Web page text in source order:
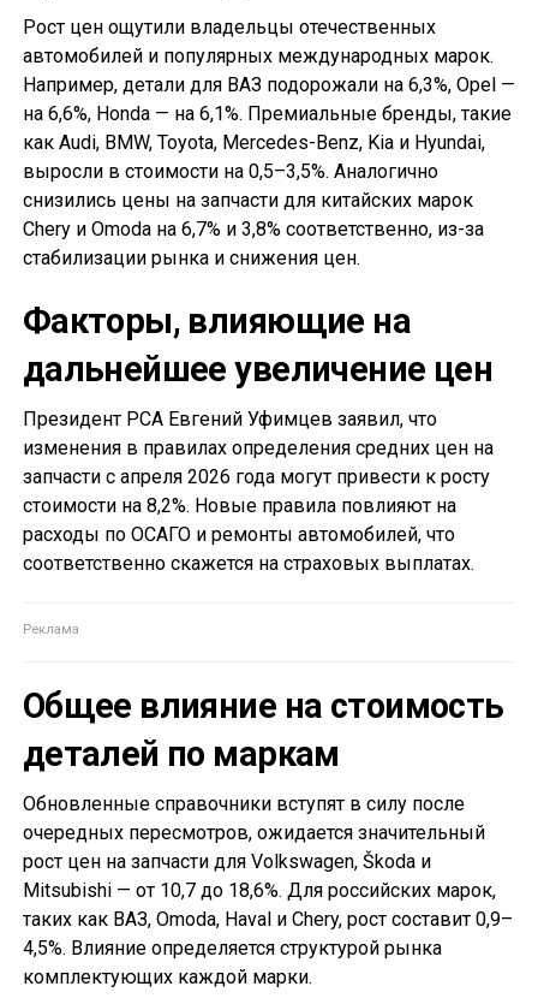
Рост цен ощутили владельцы отечественных
автомобилей и популярных международных марок.
Например, детали для ВАЗ подорожали на 6,3%, Opel —
на 6,6%, Honda — на 6,1%. Премиальные бренды, такие
как Audi, BMW, Toyota, Mercedes-Benz, Kia и Hyundai,
выросли в стоимости на 0,5–3,5%. Аналогично
снизились цены на запчасти для китайских марок
Chery и Omoda на 6,7% и 3,8% соответственно, из-за
стабилизации рынка и снижения цен.
Факторы, влияющие на
дальнейшее увеличение цен
Президент РСА Евгений Уфимцев заявил, что
изменения в правилах определения средних цен на
запчасти с апреля 2026 года могут привести к росту
стоимости на 8,2%. Новые правила повлияют на
расходы по ОСАГО и ремонты автомобилей, что
соответственно скажется на страховых выплатах.
Общее влияние на стоимость
деталей по маркам
Обновленные справочники вступят в силу после
очередных пересмотров, ожидается значительный
рост цен на запчасти для Volkswagen, Škoda и
Mitsubishi — от 10,7 до 18,6%. Для российских марок,
таких как ВАЗ, Omoda, Haval и Chery, рост составит 0,9–
4,5%. Влияние определяется структурой рынка
комплектующих каждой марки.